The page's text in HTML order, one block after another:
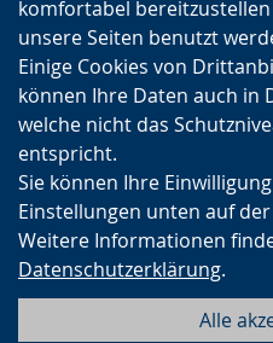
komfortabel
unsere Seiten benutzt
Einige Cookies von
können Ihre Daten auch
welche nicht das
entspricht.
Sie können Ihre
Einstellungen unten auf
Weitere Informationen
Datenschutzerklärung.
Alle